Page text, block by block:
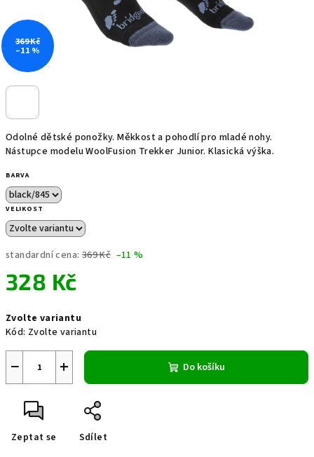
Odolné dětské ponožky. Měkkost a pohodlí pro mladé nohy.
Nástupce modelu WoolFusion Trekker Junior. Klasická výška.
BARVA
VELIKOST
standardní cena: 369 Kč –11 %
328 Kč
cena:
Zvolte variantu
Kód: Zvolte variantu
+
− Do košíku
Zeptat se Sdílet
369 Kč
–11 %